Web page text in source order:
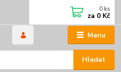
Menu
Hledat
0 ks
za 0 Kč